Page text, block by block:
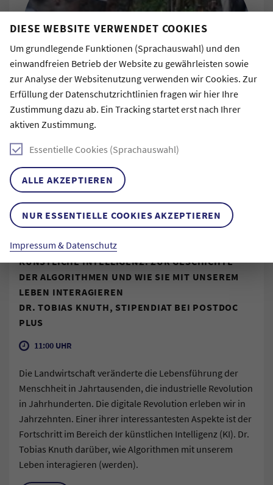
DIESE WEBSITE VERWENDET COOKIES
Um grundlegende Funktionen (Sprachauswahl) und den
einwandfreien Betrieb der Website zu gewährleisten sowie
zur Analyse der Websitenutzung verwenden wir Cookies. Zur
Erfüllung der Datenschutzrichtlinien fragen wir hier Ihre
Zustimmung dazu ab. Ein Tracking startet erst nach Ihrer
aktiven Zustimmung.
Essentielle Cookies (Sprachauswahl)
ALLE AKZEPTIEREN
NUR ESSENTIELLE COOKIES AKZEPTIEREN
Impressum & Datenschutz
#WISSENSCHAFT
10. November 2020
KÜNSTLICHE INTELLIGENZ: ZUR GESCHICHTE
DER ALGORITHMEN UND WIE SIE MIT UNSEREM
LEBEN INTERAGIEREN
DR. TOBIAS KNUTH, STIPENDIAT BEI POSTDOC
PLUS
11:00 UHR
Die Landwirtschaft veränderte die Lebensführung der
Menschheit in Jahrtausenden, die industrielle Revolution
in Jahrhunderten. Die digitale Revolution erleben wir in
Jahrzehnten. Einer ihrer interessantesten Aspekte ist der
Fortschritt im Bereich der künstlichen Intelligenz (KI). Dr.
Tobias Knuth darüber, wie Algorithmen mit unserem
Leben interagieren (werden).